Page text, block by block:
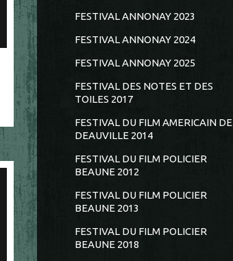
FESTIVAL ANNONAY 2023
FESTIVAL ANNONAY 2024
FESTIVAL ANNONAY 2025
FESTIVAL DES NOTES ET DES
TOILES 2017
FESTIVAL DU FILM AMERICAIN DE
DEAUVILLE 2014
FESTIVAL DU FILM POLICIER
BEAUNE 2012
FESTIVAL DU FILM POLICIER
BEAUNE 2013
FESTIVAL DU FILM POLICIER
BEAUNE 2018